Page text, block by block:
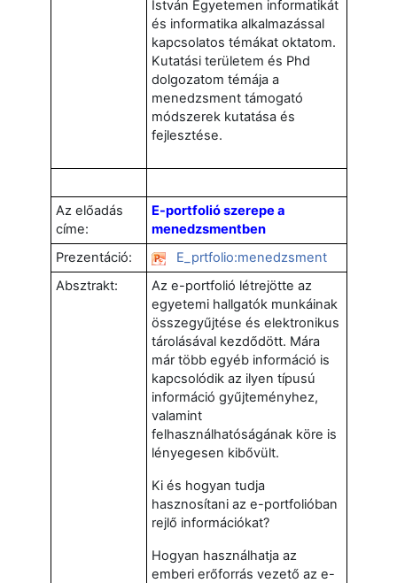
István Egyetemen informatikát
és informatika alkalmazással
kapcsolatos témákat oktatom.
Kutatási területem és Phd
dolgozatom témája a
menedzsment támogató
módszerek kutatása és
fejlesztése.
Az előadás
címe:
E-portfolió szerepe a
menedzsmentben
Prezentáció:
E_prtfolio:menedzsment
Absztrakt:
Az e-portfolió létrejötte az
egyetemi hallgatók munkáinak
összegyűjtése és elektronikus
tárolásával kezdődött. Mára
már több egyéb információ is
kapcsolódik az ilyen típusú
információ gyűjteményhez,
valamint
felhasználhatóságának köre is
lényegesen kibővült.
Ki és hogyan tudja
hasznosítani az e-portfolióban
rejlő információkat?
Hogyan használhatja az
emberi erőforrás vezető az e-